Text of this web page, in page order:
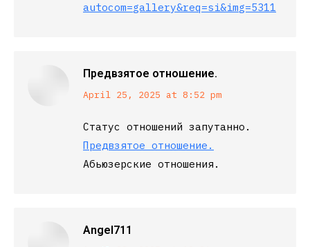
autocom=gallery&req=si&img=5311
Предвзятое отношение.
says:
April 25, 2025 at 8:52 pm
Статус отношений запутанно.
Предвзятое отношение.
Абьюзерские отношения.
Angel711